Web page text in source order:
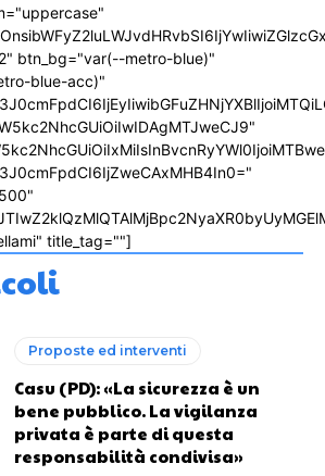
btn_bg="var(--metro-blue)"
blue-acc)"
title_tag=""]
Proposte ed interventi
Casu (PD): «La sicurezza è un
bene pubblico. La vigilanza
privata è parte di questa
responsabilità condivisa»